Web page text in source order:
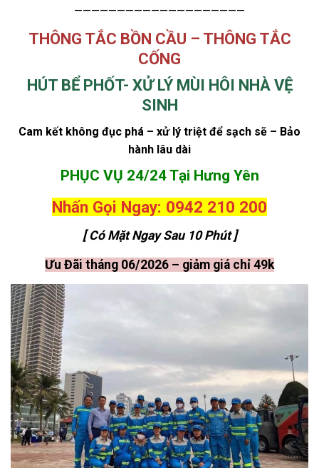
————————————————————
THÔNG TẮC BỒN CẦU – THÔNG TẮC
CỐNG
HÚT BỂ PHỐT- XỬ LÝ MÙI HÔI NHÀ VỆ
SINH
Cam kết không đục phá – xử lý triệt để sạch sẽ – Bảo
hành lâu dài
PHỤC VỤ 24/24 Tại Hưng Yên
Nhấn Gọi Ngay: 0942 210 200
[ Có Mặt Ngay Sau 10 Phút ]
Ưu Đãi tháng 06/2026 – giảm giá chỉ 49k